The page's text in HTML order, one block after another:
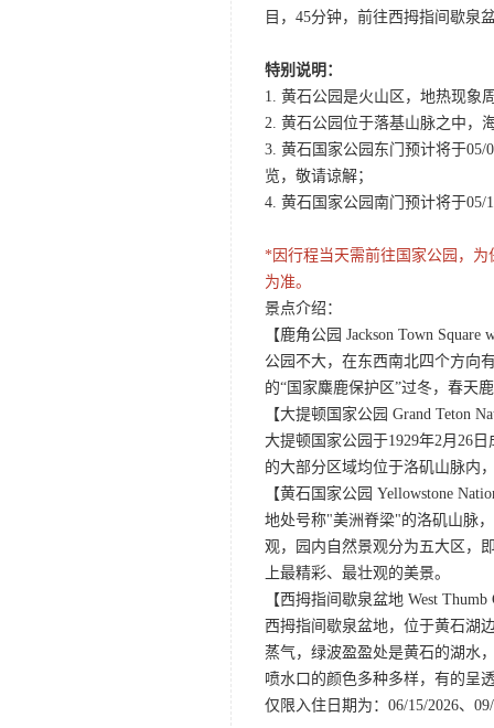
目，45分钟，前往西拇指间歇
特别说明：
1. 黄石公园是火山区，地热现象
2. 黄石公园位于落基山脉之中，
3. 黄石国家公园东门预计将于
览，敬请谅解；
4. 黄石国家公园南门预计将于05/
*因行程当天需前往国家公园，
为准。
景点介绍：
【鹿角公园 Jackson Town
公园不大，在东西南北四个方向
的“国家麋鹿保护区”过冬，春天
【大提顿国家公园 Grand Teton
大提顿国家公园于1929年2月26
的大部分区域均位于洛矶山脉内
【黄石国家公园 Yellowstone
地处号称"美洲脊梁"的洛矶山脉
观，园内自然景观分为五大区，
上最精彩、最壮观的美景。
【西拇指间歇泉盆地 West Thumb
西拇指间歇泉盆地，位于黄石湖
蒸气，绿波盈盈处是黄石的湖水
喷水口的颜色多种多样，有的呈
仅限入住日期为：06/15/2026、